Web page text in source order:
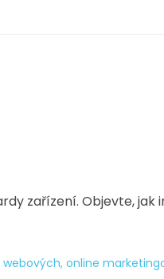
zařízení. Objevte, jak
webových, online